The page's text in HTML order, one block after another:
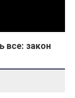
все: закон